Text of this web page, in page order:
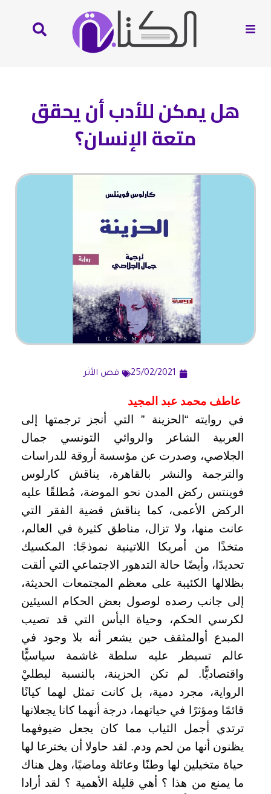
هل يمكن للأدب أن يحقق
متعة الإنسان؟
25/02/2021 قص الأثر
عاطف محمد عبد المجيد
في روايته “الحزينة ” التي أنجز ترجمتها إلى
العربية الشاعر والروائي التونسي جمال
الجلاصي، وصدرت عن مؤسسة أروقة للدراسات
والترجمة والنشر بالقاهرة، يناقش كارلوس
فوينتس ركض المدن نحو الموضة، مُطلقًا عليه
الركض الأعمى، كما يناقش قضية الفقر التي
عانت منها، ولا تزال، مناطق كثيرة في العالم،
متخذًا من أمريكا اللاتينية نموذجًا: المكسيك
تحديدًا، وأيضًا حالة التدهور الاجتماعي التي ألقت
بظلالها الكئيبة على معظم المجتمعات الحديثة،
إلى جانب رصده لوصول بعض الحكام السيئين
لكرسي الحكم، وحياة اليأس التي قد تصيب
المبدع أوالمثقف حين يشعر أنه بلا وجود في
عالم تسيطر عليه سلطة غاشمة سياسيًّا
واقتصاديًّا. لم تكن الحزينة، بالنسبة لبطليْ
الرواية، مجرد دمية، بل كانت تمثل لهما كيانًا
قائمًا ومؤثرًا في حياتهما، درجة أنهما كانا يجعلانها
ترتدي أجمل الثياب مما كان يجعل ضيوفهما
يظنون أنها من لحم ودم. لقد حاولا أن يخترعا لها
حياة متخيلين لها وطنًا وعائلة وماضيًا، وهل هناك
ما يمنع من هذا ؟ أهي قليلة الأهمية ؟ لقد أرادا